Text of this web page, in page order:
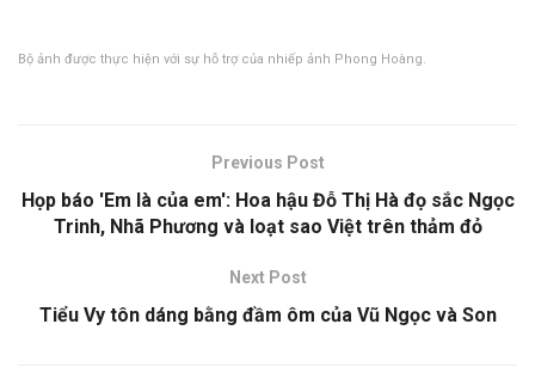
Bộ ảnh được thực hiện với sự hỗ trợ của nhiếp ảnh Phong Hoàng.
Previous Post
Họp báo 'Em là của em': Hoa hậu Đỗ Thị Hà đọ sắc Ngọc
Trinh, Nhã Phương và loạt sao Việt trên thảm đỏ
Next Post
Tiểu Vy tôn dáng bằng đầm ôm của Vũ Ngọc và Son